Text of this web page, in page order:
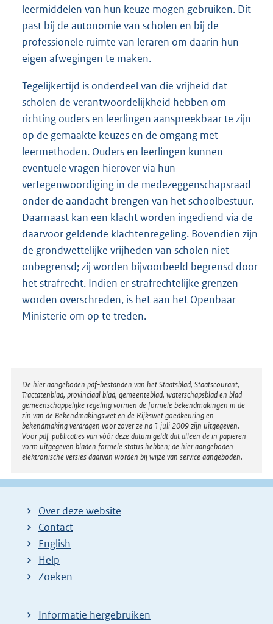
leermiddelen van hun keuze mogen gebruiken. Dit
past bij de autonomie van scholen en bij de
professionele ruimte van leraren om daarin hun
eigen afwegingen te maken.
Tegelijkertijd is onderdeel van die vrijheid dat
scholen de verantwoordelijkheid hebben om
richting ouders en leerlingen aanspreekbaar te zijn
op de gemaakte keuzes en de omgang met
leermethoden. Ouders en leerlingen kunnen
eventuele vragen hierover via hun
vertegenwoordiging in de medezeggenschapsraad
onder de aandacht brengen van het schoolbestuur.
Daarnaast kan een klacht worden ingediend via de
daarvoor geldende klachtenregeling. Bovendien zijn
de grondwettelijke vrijheden van scholen niet
onbegrensd; zij worden bijvoorbeeld begrensd door
het strafrecht. Indien er strafrechtelijke grenzen
worden overschreden, is het aan het Openbaar
Ministerie om op te treden.
Disclaimer
De hier aangeboden pdf-bestanden van het Staatsblad, Staatscourant,
Tractatenblad, provinciaal blad, gemeenteblad, waterschapsblad en blad
gemeenschappelijke regeling vormen de formele bekendmakingen in de
zin van de Bekendmakingswet en de Rijkswet goedkeuring en
bekendmaking verdragen voor zover ze na 1 juli 2009 zijn uitgegeven.
Voor pdf-publicaties van vóór deze datum geldt dat alleen de in papieren
vorm uitgegeven bladen formele status hebben; de hier aangeboden
elektronische versies daarvan worden bij wijze van service aangeboden.
Over deze website
Contact
English
Help
Zoeken
Informatie hergebruiken